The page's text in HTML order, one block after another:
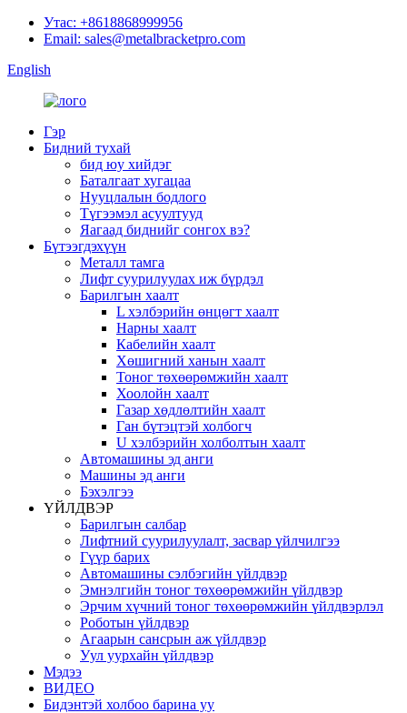
Утас: +8618868999956
Email: sales@metalbracketpro.com
English
Гэр
Бидний тухай
бид юу хийдэг
Баталгаат хугацаа
Нууцлалын бодлого
Түгээмэл асуултууд
Яагаад биднийг сонгох вэ?
Бүтээгдэхүүн
Металл тамга
Лифт суурилуулах иж бүрдэл
Барилгын хаалт
L хэлбэрийн өнцөгт хаалт
Нарны хаалт
Кабелийн хаалт
Хөшигний ханын хаалт
Тоног төхөөрөмжийн хаалт
Хоолойн хаалт
Газар хөдлөлтийн хаалт
Ган бүтэцтэй холбогч
U хэлбэрийн холболтын хаалт
Автомашины эд анги
Машины эд анги
Бэхэлгээ
ҮЙЛДВЭР
Барилгын салбар
Лифтний суурилуулалт, засвар үйлчилгээ
Гүүр барих
Автомашины сэлбэгийн үйлдвэр
Эмнэлгийн тоног төхөөрөмжийн үйлдвэр
Эрчим хүчний тоног төхөөрөмжийн үйлдвэрлэл
Роботын үйлдвэр
Агаарын сансрын аж үйлдвэр
Уул уурхайн үйлдвэр
Мэдээ
ВИДЕО
Бидэнтэй холбоо барина уу